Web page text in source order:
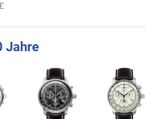
Jahre